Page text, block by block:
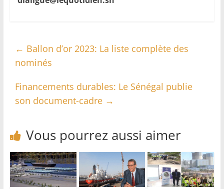
← Ballon d’or 2023: La liste complète des
nominés
Financements durables: Le Sénégal publie
son document-cadre →
Vous pourrez aussi aimer